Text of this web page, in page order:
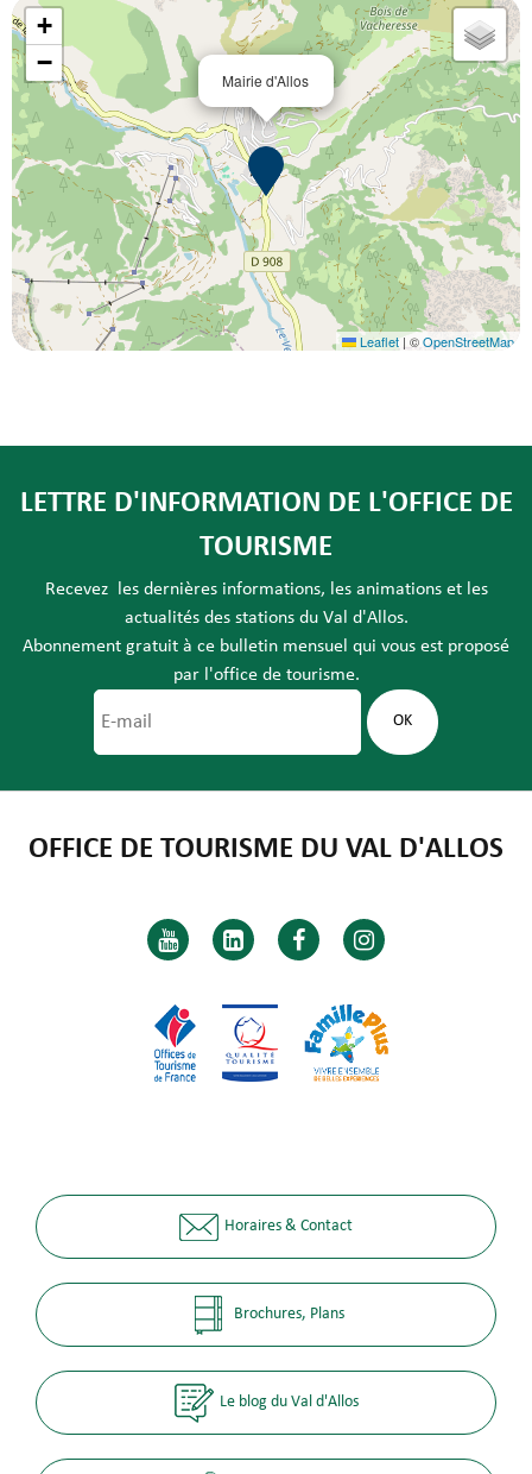
Mairie d'Allos
+
−
Leaflet | ©OpenStreetMap
LETTRE D'INFORMATION DE L'OFFICE DE
TOURISME
Recevez les dernières informations, les animations et les
actualités des stations du Val d'Allos.
Abonnement gratuit à ce bulletin mensuel qui vous est proposé
par l'office de tourisme.
OFFICE DE TOURISME DU VAL D'ALLOS
Horaires & Contact
Brochures, Plans
Le blog du Val d'Allos